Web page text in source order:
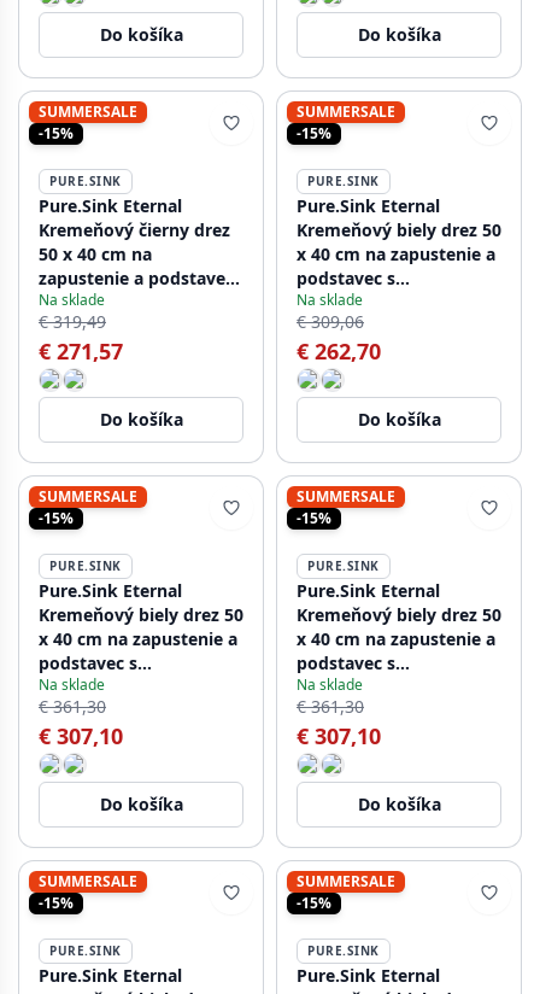
Do košíka Do košíka
SUMMERSALE
-15%
PURE.SINK
Pure.Sink Eternal
Kremeňový čierny drez
50 x 40 cm na
zapustenie a podstavec
s automatickou čiernou
zátkou
Na sklade
€ 319,49
€ 271,57
Do košíka
SUMMERSALE
-15%
PURE.SINK
Pure.Sink Eternal
Kremeňový biely drez 50
x 40 cm na zapustenie a
podstavec s
automatickou
nerezovou zátkou
Na sklade
€ 309,06
€ 262,70
Do košíka
SUMMERSALE
-15%
PURE.SINK
Pure.Sink Eternal
Kremeňový biely drez 50
x 40 cm na zapustenie a
podstavec s
automatickou zlatou
zátkou
Na sklade
€ 361,30
€ 307,10
Do košíka
SUMMERSALE
-15%
PURE.SINK
Pure.Sink Eternal
Kremeňový biely drez 50
x 40 cm na zapustenie a
podstavec s
automatickou medenou
zátkou
Na sklade
€ 361,30
€ 307,10
Do košíka
SUMMERSALE
-15%
PURE.SINK
Pure.Sink Eternal
SUMMERSALE
-15%
PURE.SINK
Pure.Sink Eternal